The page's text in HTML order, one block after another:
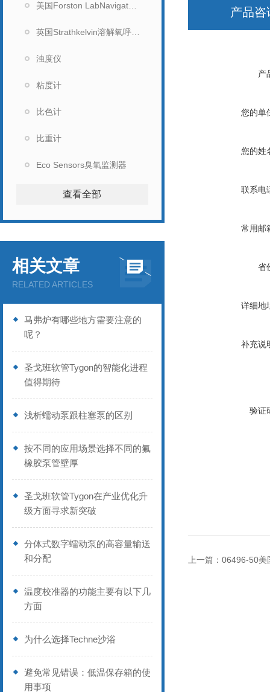
浊度仪
粘度计
比色计
比重计
Eco Sensors臭氧监测器
查看全部
相关文章
RELATED ARTICLES
马弗炉有哪些地方需要注意的
呢？
圣戈班软管Tygon的智能化进程
值得期待
浅析蠕动泵跟柱塞泵的区别
按不同的应用场景选择不同的氟
橡胶泵管壁厚
圣戈班软管Tygon在产业优化升
级方面寻求新突破
分体式数字蠕动泵的高容量输送
和分配
温度校准器的功能主要有以下几
方面
为什么选择Techne沙浴
避免常见错误：低温保存箱的使
用事项
产品咨
产
您的单
您的姓
联系电
常用邮
省
详细地
补充说
验证
上一篇： 06496-50美